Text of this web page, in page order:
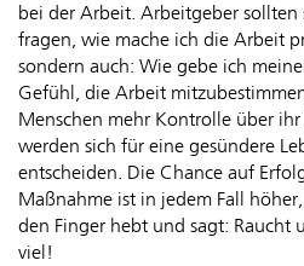
bei der Arbeit. Arbeitgeber sollten
fragen, wie mache ich die Arbeit
sondern auch: Wie gebe ich
Gefühl, die Arbeit
Menschen mehr Kontrolle über
werden sich für eine gesündere
entscheiden. Die Chance auf
Maßnahme ist in jedem Fall
den Finger hebt und sagt: Raucht
viel!